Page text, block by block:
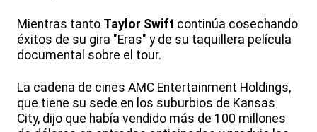
Mientras tanto Taylor Swift continúa cosechando
éxitos de su gira "Eras" y de su taquillera película
documental sobre el tour.
La cadena de cines AMC Entertainment Holdings,
que tiene su sede en los suburbios de Kansas
City, dijo que había vendido más de 100 millones